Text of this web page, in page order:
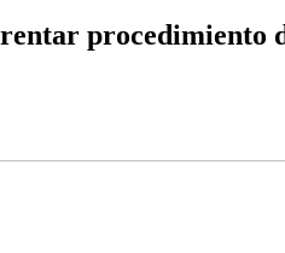
procedimiento